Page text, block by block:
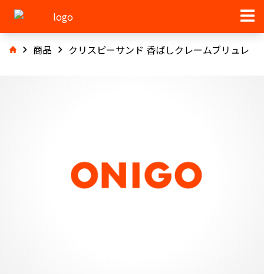
商品 クリスピーサンド 香ばしクレームブリュレ